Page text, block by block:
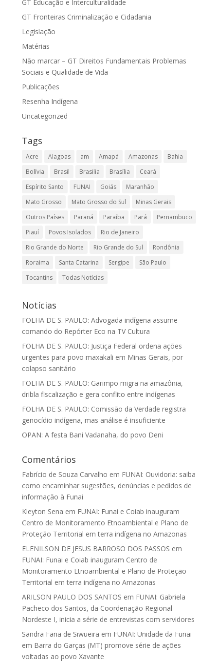
GT Educação e Interculturalidade
GT Fronteiras Criminalização e Cidadania
Legislação
Matérias
Não marcar – GT Direitos Fundamentais Problemas
Sociais e Qualidade de Vida
Publicações
Resenha Indígena
Uncategorized
Tags
Acre Alagoas am Amapá Amazonas
Bahia
Bolívia
Brasil Brasilia Brasília
Ceará
Espírito Santo
FUNAI Goiás
Maranhão
Mato Grosso
Mato Grosso do Sul
Minas Gerais
Outros Países
Paraná Paraíba Pará
Pernambuco
Piauí
Povos Isolados
Rio de Janeiro
Rio Grande do Norte
Rio Grande do Sul
Rondônia
Roraima
Santa Catarina Sergipe
São Paulo
Tocantins
Todas Notícias
Notícias
FOLHA DE S. PAULO: Advogada indígena assume
comando do Repórter Eco na TV Cultura
FOLHA DE S. PAULO: Justiça Federal ordena ações
urgentes para povo maxakali em Minas Gerais, por
colapso sanitário
FOLHA DE S. PAULO: Garimpo migra na amazônia,
dribla fiscalização e gera conflito entre indígenas
FOLHA DE S. PAULO: Comissão da Verdade registra
genocídio indígena, mas análise é insuficiente
OPAN: A festa Bani Vadanaha, do povo Deni
Comentários
Fabrício de Souza Carvalho em FUNAI: Ouvidoria: saiba
como encaminhar sugestões, denúncias e pedidos de
informação à Funai
Kleyton Sena em FUNAI: Funai e Coiab inauguram
Centro de Monitoramento Etnoambiental e Plano de
Proteção Territorial em terra indígena no Amazonas
ELENILSON DE JESUS BARROSO DOS PASSOS em
FUNAI: Funai e Coiab inauguram Centro de
Monitoramento Etnoambiental e Plano de Proteção
Territorial em terra indígena no Amazonas
ARILSON PAULO DOS SANTOS em FUNAI: Gabriela
Pacheco dos Santos, da Coordenação Regional
Nordeste I, inicia a série de entrevistas com servidores
Sandra Faria de Siwueira em FUNAI: Unidade da Funai
em Barra do Garças (MT) promove série de ações
voltadas ao povo Xavante